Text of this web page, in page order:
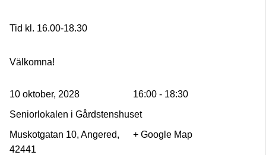
Tid kl. 16.00-18.30
Välkomna!
10 oktober, 2028
16:00 - 18:30
Seniorlokalen i Gårdstenshuset
Muskotgatan 10, Angered,
42441
+ Google Map